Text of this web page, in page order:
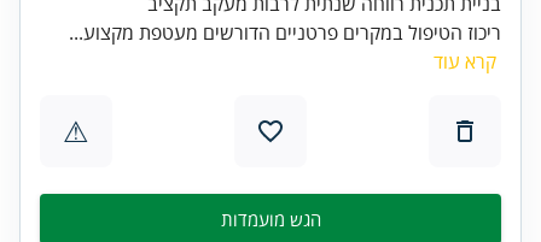
ריכוז הטיפול במקרים פרטניים הדורשים מעטפת מקצוע...
קרא עוד
⚠
הגש מועמדות